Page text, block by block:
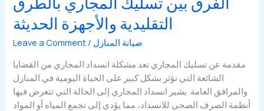
التقليدية والأجهزة الحديثة
Leave a Comment / صيانة المنازل
مقدمة عن تسليك المجاري تعد مشكلة انسداد المجاري من القضايا
الشائعة التي تؤثر بشكل كبير على الحياة اليومية في المنازل
والمرافق العامة. يشير انسداد المجاري إلى الحالة التي تتعرض فيها
أنظمة الصرف الصحي للانسداد، مما يؤدي إلى تجمع المياه أو المواد